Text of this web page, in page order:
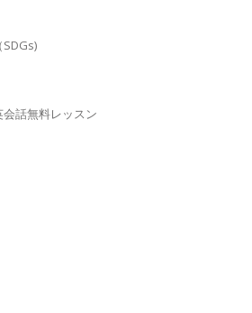
話無料レッスン